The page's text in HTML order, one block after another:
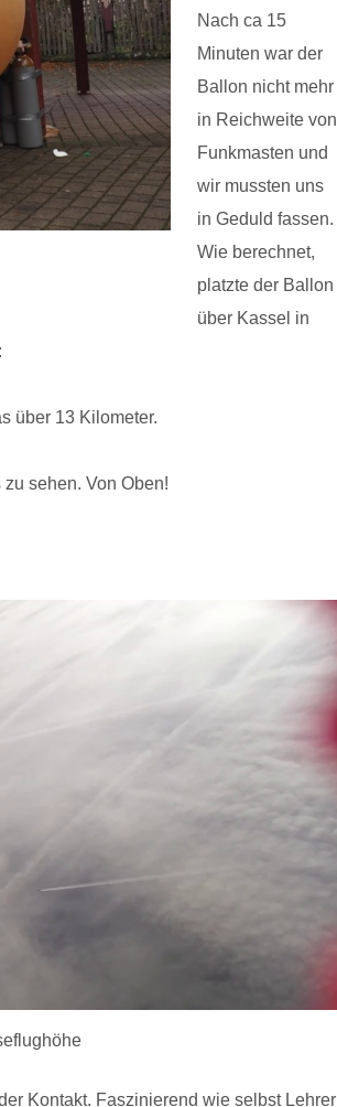
Nach ca 15
Minuten war der
Ballon nicht mehr
in Reichweite von
Funkmasten und
wir mussten uns
in Geduld fassen.
Wie berechnet,
platzte der Ballon
über Kassel in
über 13 Kilometer.
sehen. Von Oben!
Kontakt. Faszinierend wie selbst Lehrer